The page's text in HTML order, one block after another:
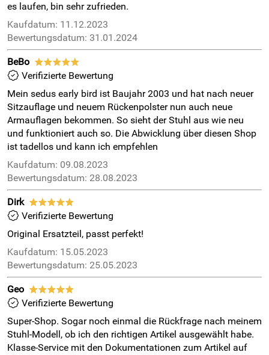
es laufen, bin sehr zufrieden.
Kaufdatum: 11.12.2023
Bewertungsdatum: 31.01.2024
BeBo *****
Verifizierte Bewertung
Mein sedus early bird ist Baujahr 2003 und hat nach neuer
Sitzauflage und neuem Rückenpolster nun auch neue
Armauflagen bekommen. So sieht der Stuhl aus wie neu
und funktioniert auch so. Die Abwicklung über diesen Shop
ist tadellos und kann ich empfehlen
Kaufdatum: 09.08.2023
Bewertungsdatum: 28.08.2023
Dirk *****
Verifizierte Bewertung
Original Ersatzteil, passt perfekt!
Kaufdatum: 15.05.2023
Bewertungsdatum: 25.05.2023
Geo *****
Verifizierte Bewertung
Super-Shop. Sogar noch einmal die Rückfrage nach meinem
Stuhl-Modell, ob ich den richtigen Artikel ausgewählt habe.
Klasse-Service mit den Dokumentationen zum Artikel auf